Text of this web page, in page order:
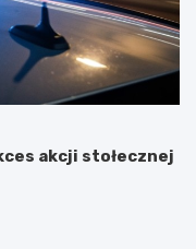
akcji stołecznej